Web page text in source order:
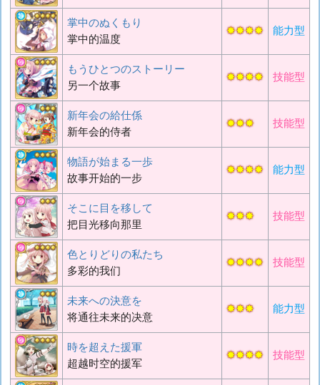
掌中のぬくもり
掌中的温度
✸✸✸✸ 能力型
もうひとつのストーリー
另一个故事
✸✸✸✸ 技能型
新年会の給仕係
新年会的侍者
✸✸✸ 技能型
物語が始まる一歩
故事开始的一步
✸✸✸✸ 能力型
そこに目を移して
把目光移向那里
✸✸✸ 技能型
色とりどりの私たち
多彩的我们
✸✸✸✸ 技能型
未来への決意を
将通往未来的决意
✸✸✸ 能力型
時を超えた援軍
超越时空的援军
✸✸✸✸ 技能型